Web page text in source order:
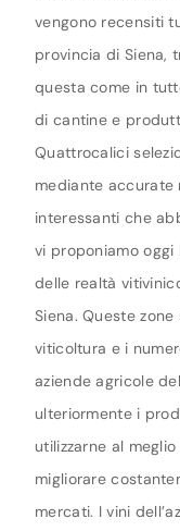
vengono recensiti
provincia di Siena,
questa come in
di cantine e
Quattrocalici
mediante accurate
interessanti che
vi proponiamo oggi
delle realtà
Siena. Queste
viticoltura e i
aziende agricole
ulteriormente i
utilizzarne al
migliorare
mercati. I vini